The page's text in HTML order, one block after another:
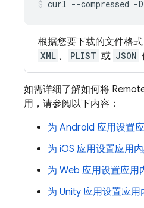
curl --compressed -
根据您要下载的文件格
XML 、 PLIST 或 JSON
如需详细了解如何将
用，请参阅以下内容：
为 Android 应用设置
为 iOS 应用设置应用
为 Web 应用设置应用
为 Unity 应用设置应